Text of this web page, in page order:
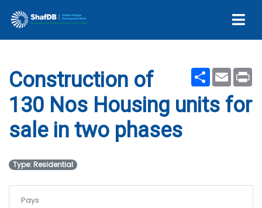
two phases
ShareEmail
Construction of
130 Nos Housing units for
sale in two phases
Type: Residential
Pays